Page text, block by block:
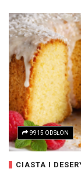
9915 ODSŁON
CIASTA I